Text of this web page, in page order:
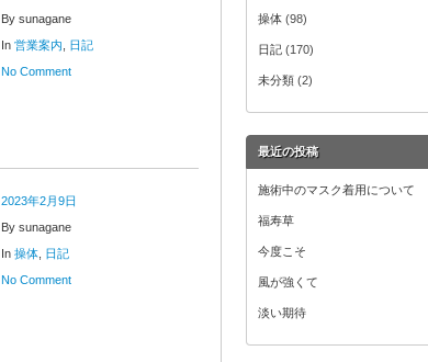
By sunagane
In 営業案内
日記
No Comment
2023年2月9日
By sunagane
In 操体 日記
No Comment
操体 (98)
日記 (170)
未分類 (2)
最近の投稿
施術中のマスク着用について
福寿草
今度こそ
風が強くて
淡い期待